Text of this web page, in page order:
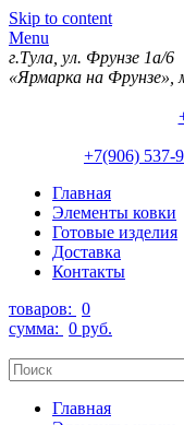
Skip to content
Menu
г.Тула, ул. Фрунзе 1а/6
«Ярмарка на
+7(906) 537-
Главная
Элементы ковки
Готовые изделия
Доставка
Контакты
товаров: 0
сумма: 0 руб.
Главная